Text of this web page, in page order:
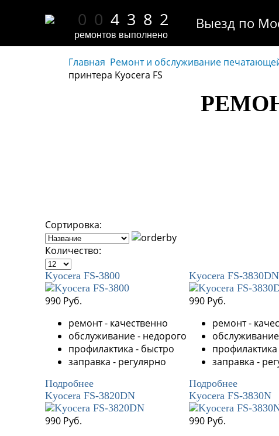
0 0 4 3 8 2
ремонтов выполнено
Выезд по
Главная Ремонт и обслуживание
принтера Kyocera FS
Сортировка:
Количество:
Kyocera FS-3800
990 Руб.
ремонт - качественно
обслуживание - недорого
профилактика - быстро
заправка - регулярно
Подробнее
Kyocera FS-3820DN
990 Руб.
Kyocera FS-3830DN
990 Руб.
ремонт -
заправка -
Подробнее
Kyocera FS-3830N
990 Руб.